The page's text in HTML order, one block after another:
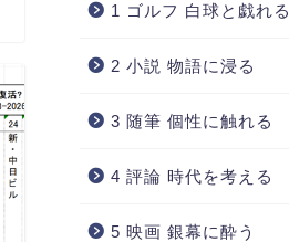
1 ゴルフ 白球と戯れる
2 小説 物語に浸る
3 随筆 個性に触れる
4 評論 時代を考える
5 映画 銀幕に酔う